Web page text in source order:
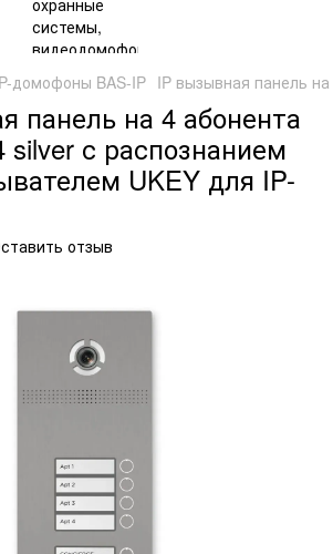
домофоны BAS-IP IP вызывная панель
панель на 4 абонента
silver с распознанием
UKEY для IP-
отзыв